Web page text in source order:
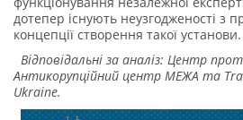
дотепер існують неузгодженості з
концепції створення такої установи.
Відповідальні за аналіз: Центр
Антикорупційний центр МЕЖА та
Ukraine.